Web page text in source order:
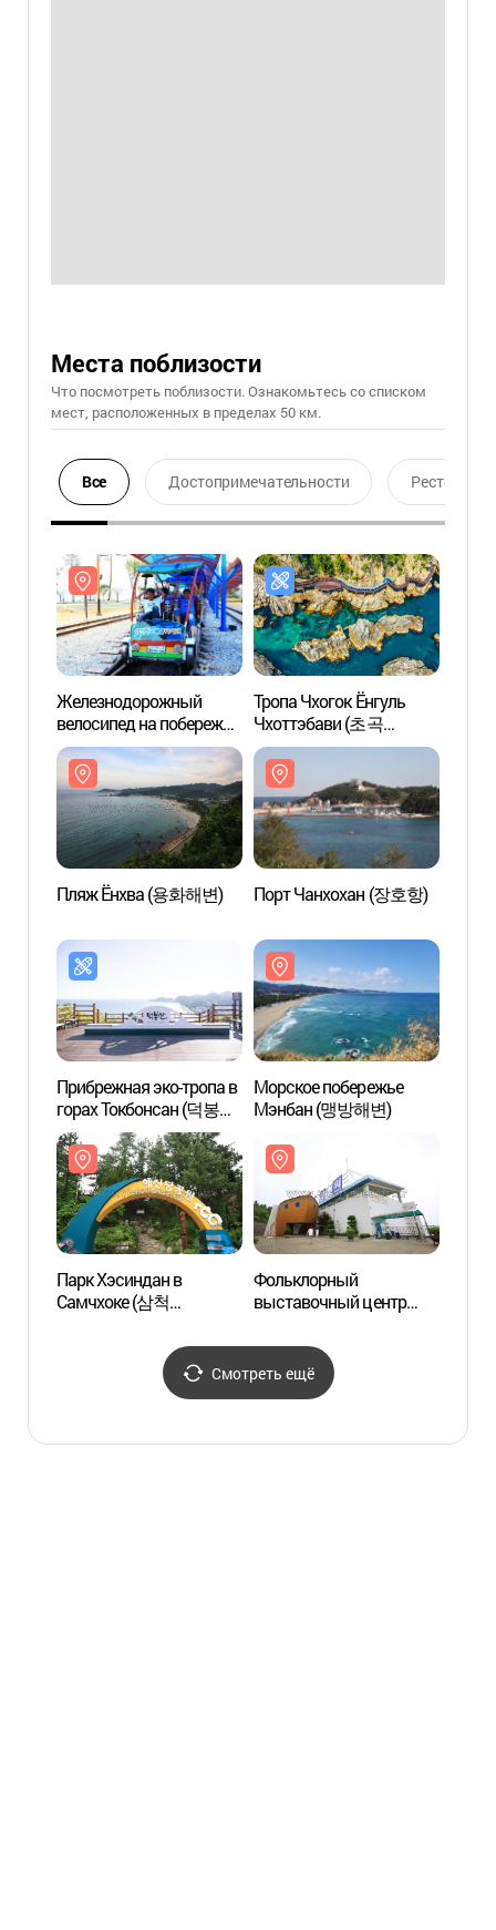
Места поблизости
Что посмотреть поблизости. Ознакомьтесь со списком
мест, расположенных в пределах 50 км.
Все Достопримечательности Ресторан
Железнодорожный
велосипед на побережье
Самчхок (삼척
해양레일바이크)
Тропа Чхогок Ёнгуль
Чхоттэбави (초곡
용굴촛대바위길)
Пляж Ёнхва (용화해변) Порт Чанхохан (장호항)
Прибрежная эко-тропа в
горах Токбонсан (덕봉산
해안생태탐방로)
Морское побережье
Мэнбан (맹방해변)
Парк Хэсиндан в
Самчхоке (삼척
Фольклорный
выставочный центр
(삼척 어촌민속전시관)
Смотреть ещё